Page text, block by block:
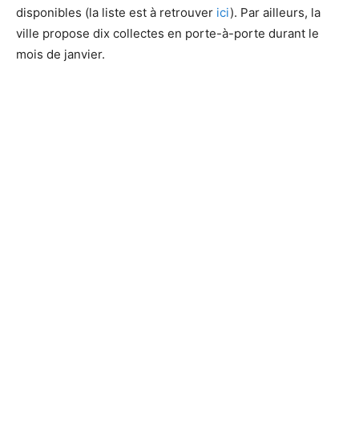
disponibles (la liste est à retrouver ici). Par ailleurs, la
ville propose dix collectes en porte-à-porte durant le
mois de janvier.